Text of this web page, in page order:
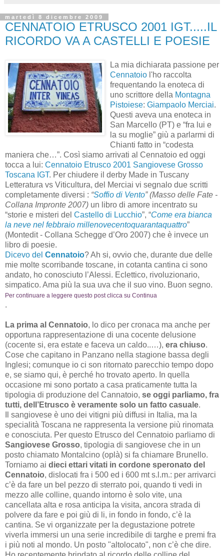
martedì 8 dicembre 2009
CENNATOIO ETRUSCO 2001 IGT.....IL
RICORDO VA A CASTELLI E POESIE
La mia dichiarata passione per
Cennatoio l'ho raccolta
frequentando la enoteca di
uno scrittore della Montagna
Pistoiese: Giampaolo Merciai.
Questi aveva una enoteca in
San Marcello (PT) e “fra lui e
la su moglie” giù a parlarmi di
Chianti fatto in “codesta
maniera che…”. Così siamo arrivati al Cennatoio ed oggi
tocca a lui: Cennatoio Etrusco 2001 Sangiovese Grosso
Toscana IGT. Per chiudere il derby Made in Tuscany
Letteratura vs Viticultura, del Merciai vi segnalo due scritti
completamente diversi : “Soffio di Vento” (Masso delle Fate -
Collana Impronte 2007) un libro di amore incentrato su
“storie e misteri del Castello di Lucchio”, “Come era bianca
la neve nel febbraio millenovecentoquarantaquattro”
(Montedit - Collana Schegge d’Oro 2007) che è invece un
libro di poesie.
Dicevo del Cennatoio? Ah si, ovvio che, durante due delle
mie molte scorribande toscane, in cotanta cantina ci sono
andato, ho conosciuto l’Alessi. Eclettico, rivoluzionario,
simpatico. Ama più la sua uva che il suo vino. Buon segno.
Per continuare a leggere questo post clicca su Continua
.
La prima al Cennatoio, lo dico per cronaca ma anche per
opportuna rappresentazione di una cocente delusione
(cocente si, era estate e faceva un caldo..…), era chiuso.
Cose che capitano in Panzano nella stagione bassa degli
Inglesi; comunque io ci son ritornato parecchio tempo dopo
e, se siamo qui, è perché ho trovato aperto. In quella
occasione mi sono portato a casa praticamente tutta la
tipologia di produzione del Cannatoio, se oggi parliamo, fra
tutti, dell’Etrusco è veramente solo un fatto casuale.
Il sangiovese è uno dei vitigni più diffusi in Italia, ma la
specialità Toscana ne rappresenta la versione più rinomata
e conosciuta. Per questo Etrusco del Cennatoio parliamo di
Sangiovese Grosso, tipologia di sangiovese che in un
posto chiamato Montalcino (oplà) si fa chiamare Brunello.
Torniamo ai dieci ettari vitati in cordone speronato del
Cennatoio, dislocati fra i 500 ed i 600 mt s.l.m.: per arrivarci
c’è da fare un bel pezzo di sterrato poi, quando ti vedi in
mezzo alle colline, quando intorno è solo vite, una
cancellata alta e rosa anticipa la visita, ancora strada di
polvere da fare e poi giù di li, in fondo in fondo, c’è la
cantina. Se vi organizzate per la degustazione potrete
viverla immersi un una serie incredibile di targhe e premi fra
i più noti al mondo. Un posto "altolocato", non c’è che dire.